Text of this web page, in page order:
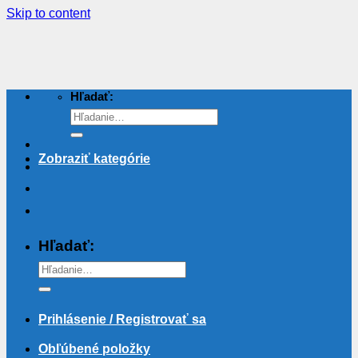
Skip to content
Hľadať:
Prihlásenie / Registrovať sa
Obľúbené položky
Hľadať:
Zobraziť kategórie